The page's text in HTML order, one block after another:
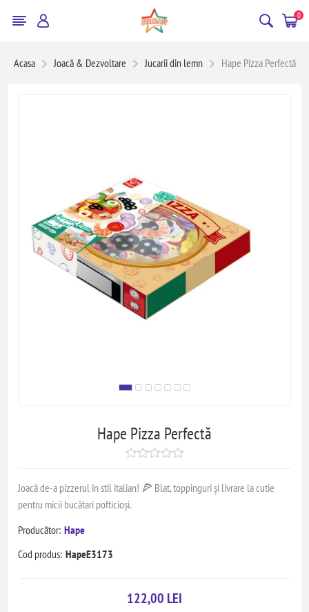
0
Acasa Joacă & Dezvoltare Jucarii din lemn Hape Pizza Perfectă
Hape Pizza Perfectă
Joacă de-a pizzerul în stil italian! 🍕 Blat, toppinguri și livrare la cutie
pentru micii bucătari pofticioși.
Producător: Hape
Cod produs: HapeE3173
122,00 LEI